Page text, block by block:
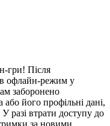
гри! Після
в офлайн-режим у
заборонено
його профільні дані,
разі втрати доступу до
за новими